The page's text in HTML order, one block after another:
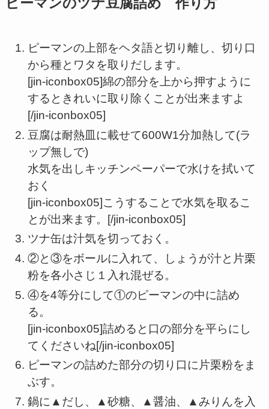
ピーマンのツナ豆腐詰め 作り方
ピーマンの上部をヘタ語と切り離し、切り口
から種とワタを取りだします。
[jin-iconbox05]綿の部分を上から押すように
するときれいに取り除くことが出来ますよ
[/jin-iconbox05]
豆腐は耐熱皿に載せて600W1分加熱して(ラ
ップ無しで)
水気を出しキッチンペーパーで水けを拭いて
おく
[jin-iconbox05]こうすることで水気を取るこ
とが出来ます。[/jin-iconbox05]
ツナ缶は汁気を切っておく。
②と③をボールに入れて、しょうが汁と片栗
粉を各小さじ１入れ混ぜる。
④を4等分にして①のピーマンの中に詰め
る。
[jin-iconbox05]詰めると口の部分を平らにし
てくださいね[/jin-iconbox05]
ピーマンの詰めた部分の切り口に片栗粉をま
ぶす。
鍋に▲だし、▲砂糖、▲醤油、▲みりんを入